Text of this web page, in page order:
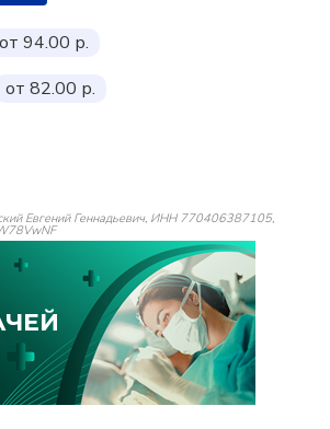
от 94.00 р.
от 82.00 р.
Евгений Геннадьевич, ИНН 770406387105,